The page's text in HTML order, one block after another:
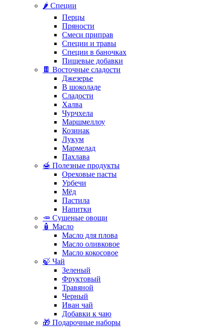
🌶️ Специи
Перцы
Пряности
Смеси приправ
Специи и травы
Специи в баночках
Пищевые добавки
🍫 Восточные сладости
Джезерье
В шоколаде
Сладости
Халва
Чурчхела
Маршмеллоу
Козинак
Лукум
Мармелад
Пахлава
🍯 Полезные продукты
Ореховые пасты
Урбечи
Мёд
Пастила
Напитки
🥕 Сушеные овощи
🧴 Масло
Масло для плова
Масло оливковое
Масло кокосовое
🍃 Чай
Зеленый
Фруктовый
Травяной
Черный
Иван чай
Добавки к чаю
🎁 Подарочные наборы